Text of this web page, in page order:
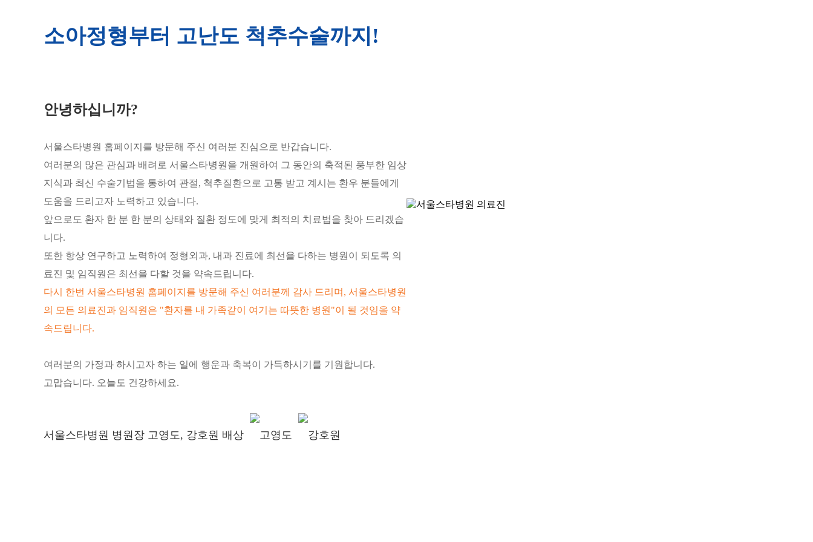
소아정형부터 고난도 척추수술까지!
안녕하십니까?
서울스타병원 홈페이지를 방문해 주신 여러분 진심으로 반갑습니다.
여러분의 많은 관심과 배려로 서울스타병원을 개원하여 그 동안의 축적된 풍부한 임상
지식과 최신 수술기법을 통하여 관절, 척추질환으로 고통 받고 계시는 환우 분들에게
도움을 드리고자 노력하고 있습니다.
앞으로도 환자 한 분 한 분의 상태와 질환 정도에 맞게 최적의 치료법을 찾아 드리겠습
니다.
또한 항상 연구하고 노력하여 정형외과, 내과 진료에 최선을 다하는 병원이 되도록 의
료진 및 임직원은 최선을 다할 것을 약속드립니다.
다시 한번 서울스타병원 홈페이지를 방문해 주신 여러분께 감사 드리며, 서울스타병원
의 모든 의료진과 임직원은 "환자를 내 가족같이 여기는 따뜻한 병원"이 될 것임을 약
속드립니다.
여러분의 가정과 하시고자 하는 일에 행운과 축복이 가득하시기를 기원합니다.
고맙습니다. 오늘도 건강하세요.
서울스타병원 병원장 고영도, 강호원 배상